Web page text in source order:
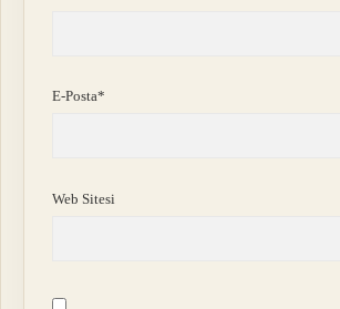
E-Posta*
Web Sitesi